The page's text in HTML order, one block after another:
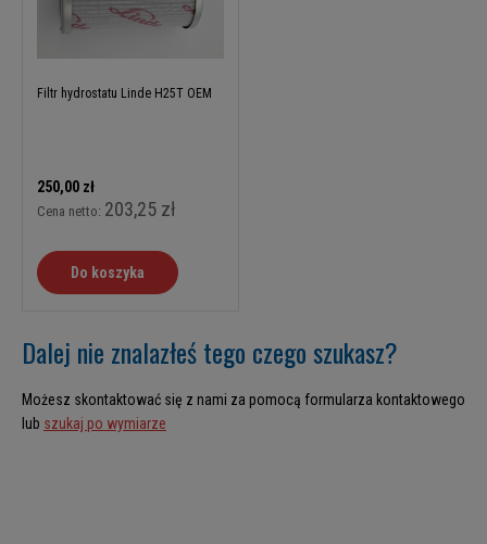
Filtr hydrostatu Linde H25T OEM
250,00 zł
Cena netto: 203,25 zł
Do koszyka
Dalej nie znalazłeś tego czego szukasz?
Możesz skontaktować się z nami za pomocą formularza kontaktowego
lub szukaj po wymiarze